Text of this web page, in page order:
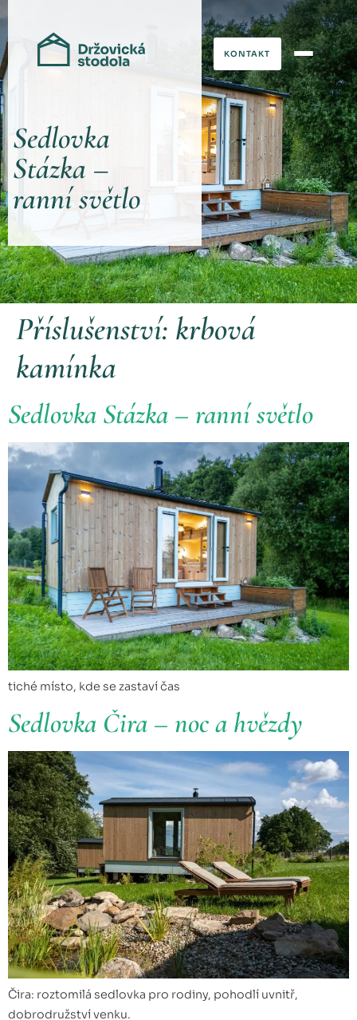
Sedlovka
Stázka –
ranní světlo
KONTAKT
Příslušenství: krbová
kamínka
Sedlovka Stázka – ranní světlo
tiché místo, kde se zastaví čas
Sedlovka Čira – noc a hvězdy
Čira: roztomilá sedlovka pro rodiny, pohodlí uvnitř,
dobrodružství venku.